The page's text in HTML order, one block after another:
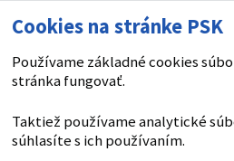
Cookies na stránke PSK
Používame základné cookies
stránka fungovať.
Taktiež používame analytické
súhlasíte s ich používaním.